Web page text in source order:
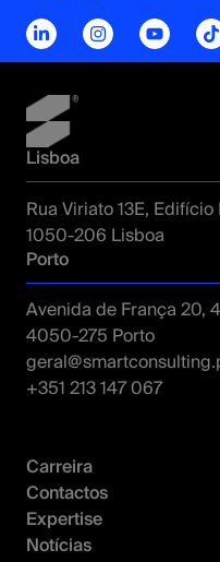
Lisboa
Rua Viriato 13E,
1050-206 Lisboa
Porto
Avenida de França 20,
4050-275 Porto
+351 213 147 067
Carreira
Contactos
Expertise
Notícias